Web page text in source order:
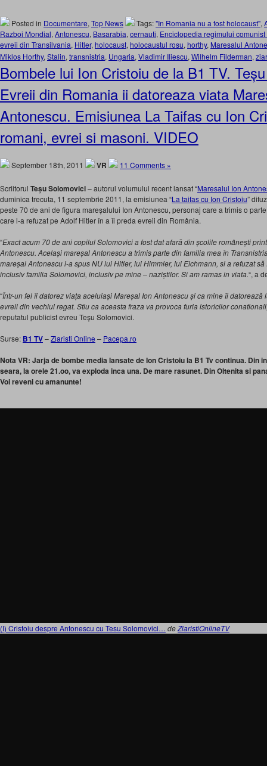
Posted in Documentare, Top News Tags:"In Romania nu a fost holocaust",
Razboi Mondial, Antonescu, Basarabia, cernauti, Enciclopedia regimului
evreii din Transilvania, Hitler, holocaust, holocaustul rosu, horthy, Maresalul
Miklos Horthy, Stalin, transnistria, Ungaria, Vladimir Iliescu, Wilhelm Filderman,
Bombele lui Ion Cristoiu de la B1 TV.
Evreii din Romania ii datoreaza viata
Antonescu. Emisiunea La Taifas cu Ion
romani, evrei si masoni. VIDEO
September 18th, 2011 VR 11 Comments »
Scriitorul Teșu Solomovici– autorul volumului recent lansat “Maresalul Ion
duminica trecuta, 11 septembrie 2011, la emisiunea “La taifas cu Ion Cristoiu”
peste 70 de ani de figura mareșalului Ion Antonescu, personaj care a trimis o
care l-a refuzat pe Adolf Hitler în a îi preda evreii din România.
“Exact acum 70 de ani copilul Solomovici a fost dat afară din școlile românești
Antonescu. Același mareșal Antonescu a trimis parte din familia mea în
mareșal Antonescu i-a spus NU lui Hitler, lui Himmler, lui Eichmann, si a refuzat
inclusiv familia Solomovici, inclusiv pe mine – naziștilor. Si am ramas in viata.“, a
“Într-un fel îi datorez viața aceluiași Mareșal Ion Antonescu și ca mine îi
evreii din vechiul regat. Stiu ca aceasta fraza va provoca furia istoricilor
reputatul publicist evreu Teșu Solomovici.
Surse: B1 TV–Ziaristi Online – Pacepa.ro
Nota VR: Jarja de bombe media lansate de Ion Cristoiu la B1 Tv continua. Din
seara, la orele 21.oo, va exploda inca una. De mare rasunet. Din Oltenita si
Voi reveni cu amanunte!
(I) Cristoiu despre Antonescu cu Tesu Solomovici… deZiaristiOnlineTV